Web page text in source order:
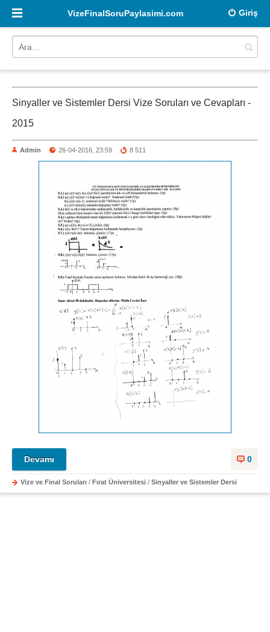
Giriş
VizeFinalSoruPaylasimi.com
Sinyaller ve Sistemler Dersi Vize Soruları ve Cevapları -
2015
Admin 26-04-2016, 23:59 8 511
0
Devamı
Vize ve Final Soruları / Fırat Üniversitesi / Sinyaller ve Sistemler Dersi